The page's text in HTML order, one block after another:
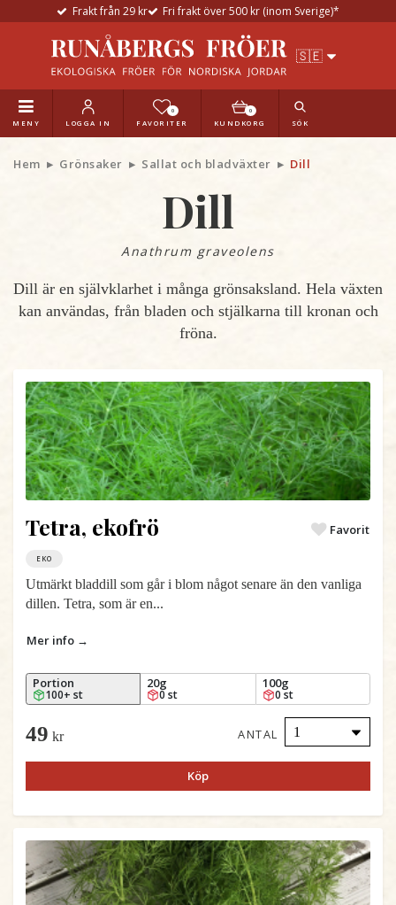
Frakt från 29 kr Fri frakt över 500 kr (inom Sverige)*
MENY LOGGA IN
0
FAVORITER
0
KUNDKORG SÖK
Hem Grönsaker Sallat och bladväxter Dill
Dill
Anathrum graveolens
Dill är en självklarhet i många grönsaksland. Hela växten
kan användas, från bladen och stjälkarna till kronan och
fröna.
Tetra, ekofrö Favorit
EKO
Utmärkt bladdill som går i blom något senare än den vanliga
dillen. Tetra, som är en...
Mer info →
Portion
100+ st
20g
0 st
100g
0 st
49 kr ANTAL
Köp